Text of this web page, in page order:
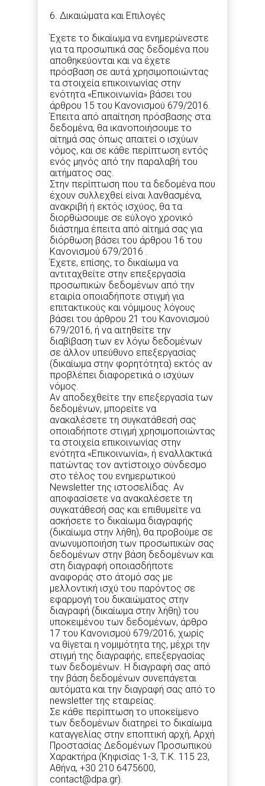
6. Δικαιώματα και Επιλογές
Έχετε το δικαίωμα να ενημερώνεστε
για τα προσωπικά σας δεδομένα που
αποθηκεύονται και να έχετε
πρόσβαση σε αυτά χρησιμοποιώντας
τα στοιχεία επικοινωνίας στην
ενότητα «Επικοινωνία» βάσει του
άρθρου 15 του Κανονισμού 679/2016.
Έπειτα από απαίτηση πρόσβασης στα
δεδομένα, θα ικανοποιήσουμε το
αίτημά σας όπως απαιτεί ο ισχύων
νόμος, και σε κάθε περίπτωση εντός
ενός μηνός από την παραλαβή του
αιτήματος σας.
Στην περίπτωση που τα δεδομένα που
έχουν συλλεχθεί είναι λανθασμένα,
ανακριβή ή εκτός ισχύος, θα τα
διορθώσουμε σε εύλογο χρονικό
διάστημα έπειτα από αίτημά σας για
διόρθωση βάσει του άρθρου 16 του
Κανονισμού 679/2016 .
Έχετε, επίσης, το δικαίωμα να
αντιταχθείτε στην επεξεργασία
προσωπικών δεδομένων από την
εταιρία οποιαδήποτε στιγμή για
επιτακτικούς και νόμιμους λόγους
βάσει του άρθρου 21 του Κανονισμού
679/2016, ή να αιτηθείτε την
διαβίβαση των εν λόγω δεδομένων
σε άλλον υπεύθυνο επεξεργασίας
(δικαίωμα στην φορητότητα) εκτός αν
προβλέπει διαφορετικά ο ισχύων
νόμος.
Αν αποδεχθείτε την επεξεργασία των
δεδομένων, μπορείτε να
ανακαλέσετε τη συγκατάθεσή σας
οποιαδήποτε στιγμή χρησιμοποιώντας
τα στοιχεία επικοινωνίας στην
ενότητα «Επικοινωνία», ή εναλλακτικά
πατώντας τον αντίστοιχο σύνδεσμο
στο τέλος του ενημερωτικού
Newsletter της ιστοσελίδας. Αν
αποφασίσετε να ανακαλέσετε τη
συγκατάθεσή σας και επιθυμείτε να
ασκήσετε το δικαίωμα διαγραφής
(δικαίωμα στην λήθη), θα προβούμε σε
ανωνυμοποιήση των προσωπικών σας
δεδομένων στην βάση δεδομένων και
στη διαγραφή οποιασδήποτε
αναφοράς στο άτομό σας με
μελλοντική ισχύ του παρόντος σε
εφαρμογή του δικαιώματος στην
διαγραφή (δικαίωμα στην λήθη) του
υποκειμένου των δεδομένων, άρθρο
17 του Κανονισμού 679/2016, χωρίς
να θίγεται η νομιμότητα της, μέχρι την
στιγμή της διαγραφής, επεξεργασίας
των δεδομένων. Η διαγραφή σας από
την βάση δεδομένων συνεπάγεται
αυτόματα και την διαγραφή σας από το
newsletter της εταιρείας.
Σε κάθε περίπτωση το υποκείμενο
των δεδομένων διατηρεί το δικαίωμα
καταγγελίας στην εποπτική αρχή, Αρχή
Προστασίας Δεδομένων Προσωπικού
Χαρακτήρα (Κηφισίας 1-3, Τ.Κ. 115 23,
Αθήνα, +30 210 6475600,
contact@dpa.gr).